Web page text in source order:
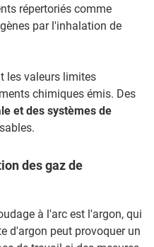
répertoriés comme
par l'inhalation de
les valeurs limites
chimiques émis. Des
et des systèmes de
des gaz de
à l'arc est l'argon, qui
d'argon peut provoquer un